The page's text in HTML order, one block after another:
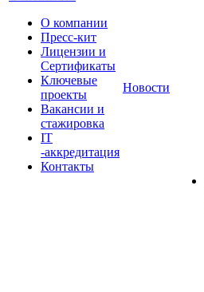
О компании
Пресс-кит
Лицензии и
Сертификаты
Ключевые
проекты
Вакансии и
стажировка
IT
-аккредитация
Контакты
Новости